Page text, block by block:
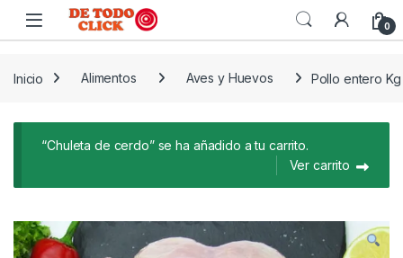
Saltar a Navegar
Saltar al contenido
0
Inicio Alimentos Aves y Huevos Pollo entero Kg
“Chuleta de cerdo” se ha añadido a tu carrito.
Ver carrito